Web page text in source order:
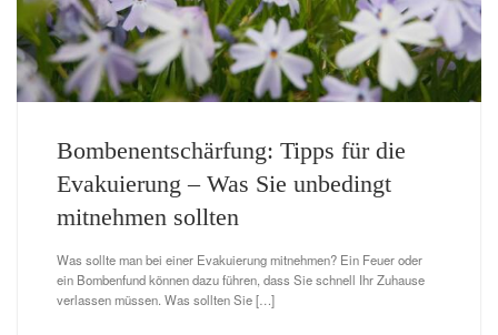
Bombenentschärfung: Tipps für die
Evakuierung – Was Sie unbedingt
mitnehmen sollten
Was sollte man bei einer Evakuierung mitnehmen? Ein Feuer oder
ein Bombenfund können dazu führen, dass Sie schnell Ihr Zuhause
verlassen müssen. Was sollten Sie […]